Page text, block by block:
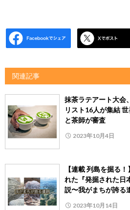
関連記事
抹茶ラテアート大会
リスト16人が集結
と茶師が審査
2023年10月4日
【連載 列島を掘る
れた『発掘された日
説〜我がまちが誇る
2023年10月14日